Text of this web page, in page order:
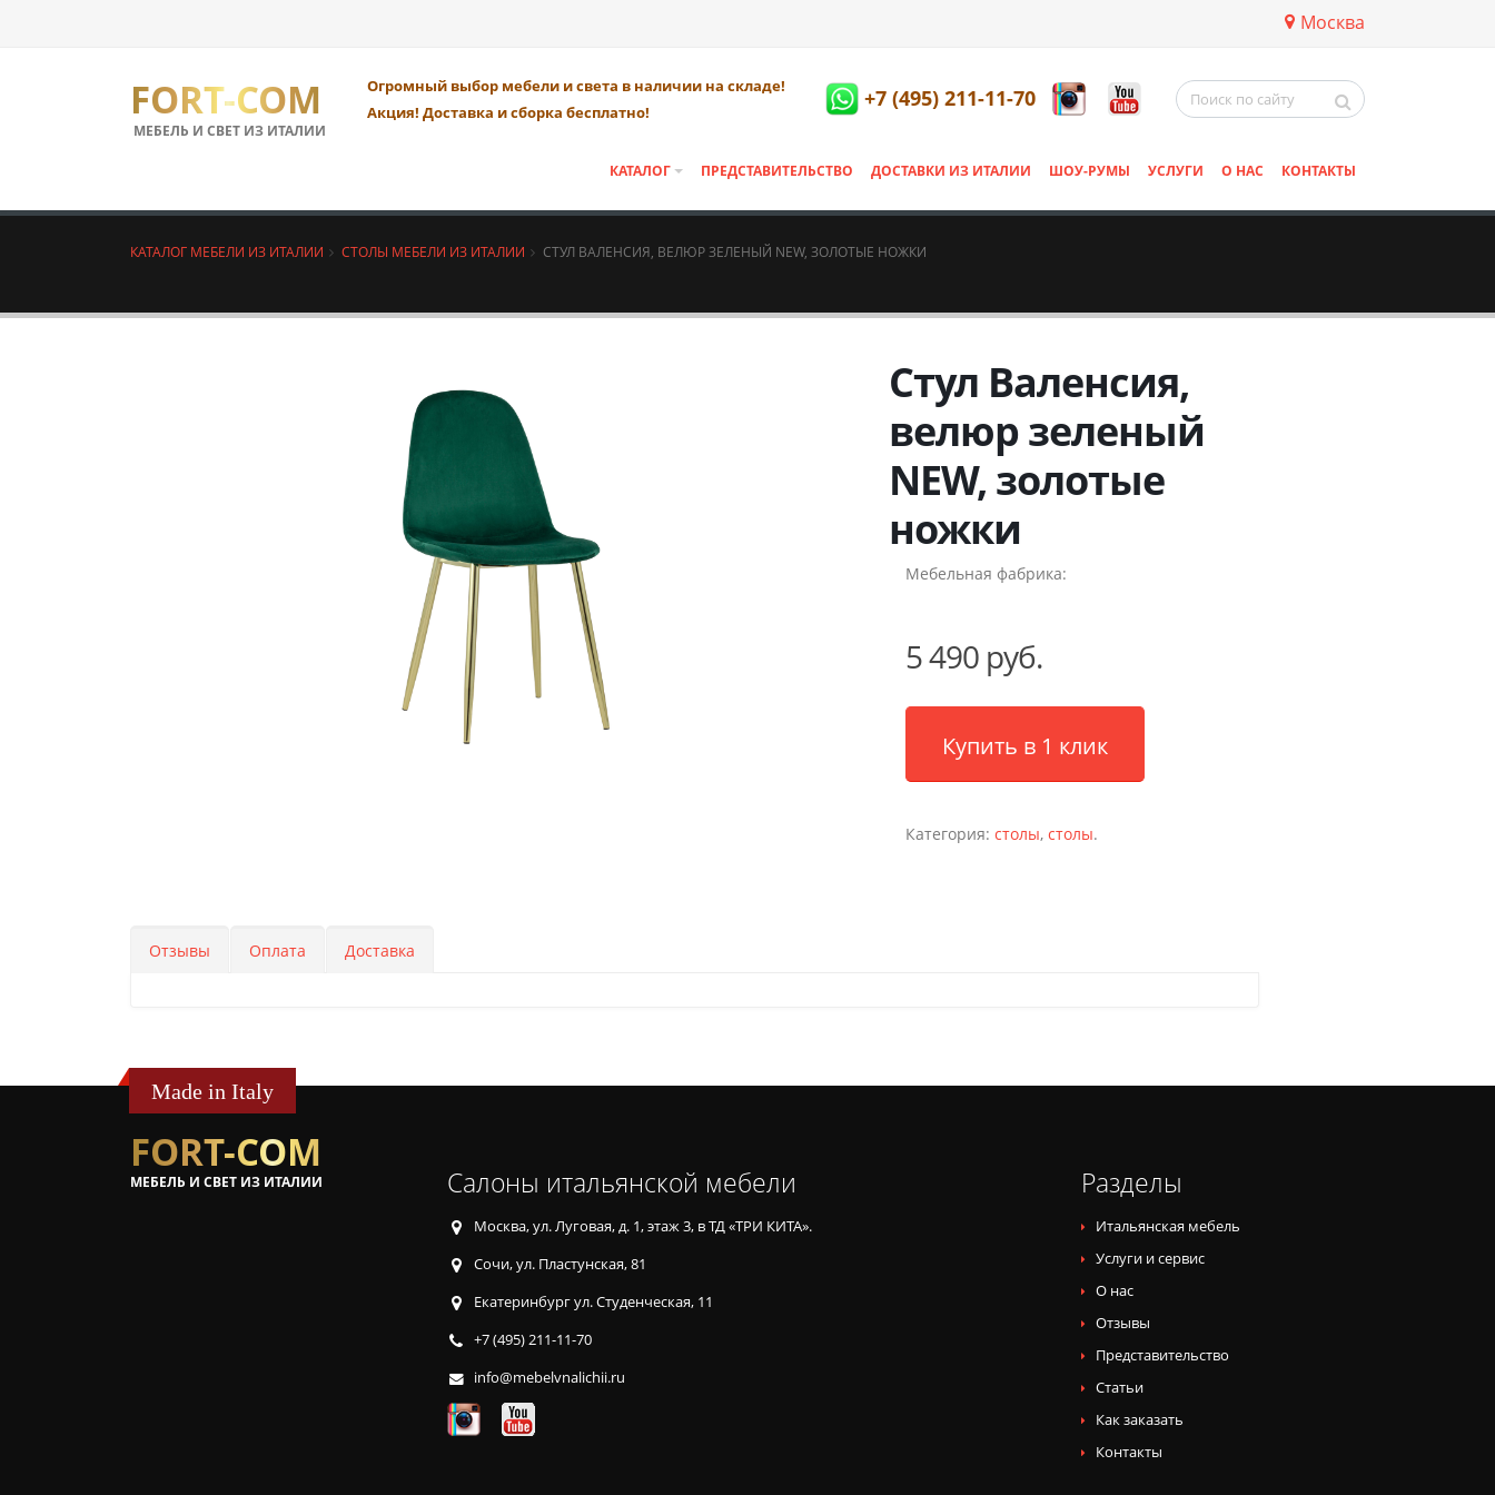
Москва
FORT-COM
МЕБЕЛЬ И СВЕТ ИЗ ИТАЛИИ
Огромный выбор мебели и света в наличии на складе!
Акция! Доставка и сборка бесплатно!
+7 (495) 211-11-70
КАТАЛОГ ПРЕДСТАВИТЕЛЬСТВО ДОСТАВКИ ИЗ ИТАЛИИ ШОУ-РУМЫ УСЛУГИ О НАС КОНТАКТЫ
КАТАЛОГ МЕБЕЛИ ИЗ ИТАЛИИ СТОЛЫ МЕБЕЛИ ИЗ ИТАЛИИ СТУЛ ВАЛЕНСИЯ, ВЕЛЮР ЗЕЛЕНЫЙ NEW, ЗОЛОТЫЕ НОЖКИ
Стул Валенсия,
велюр зеленый
NEW, золотые
ножки
Мебельная фабрика:
5 490 руб.
Купить в 1 клик
Категория: столы, столы.
Отзывы Оплата Доставка
Made in Italy
FORT-COM
МЕБЕЛЬ И СВЕТ ИЗ ИТАЛИИ Салоны итальянской мебели
Москва, ул. Луговая, д. 1, этаж 3, в ТД «ТРИ КИТА».
Сочи, ул. Пластунская, 81
Екатеринбург ул. Студенческая, 11
+7 (495) 211-11-70
info@mebelvnalichii.ru
Разделы
Итальянская мебель
Услуги и сервис
О нас
Отзывы
Представительство
Статьи
Как заказать
Контакты